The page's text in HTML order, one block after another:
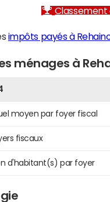
Classement
impôts payés à
ménages à
moyen par foyer fiscal
fiscaux
d'habitant(s) par foyer